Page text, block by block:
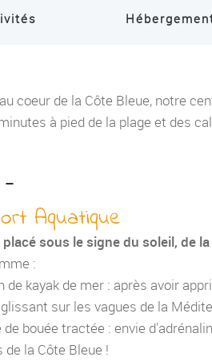
coeur de la Côte Bleue, notre
à pied de la plage et des
-
Aquatique
sous le signe du soleil, de
:
de kayak de mer : après avoir
sur les vagues de la
de bouée tractée : envie
de la Côte Bleue !